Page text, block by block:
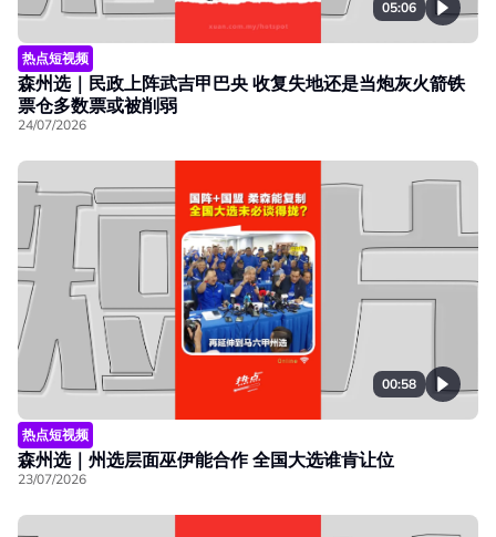
05:06
热点短视频
森州选｜民政上阵武吉甲巴央 收复失地还是当炮灰火箭铁
票仓多数票或被削弱
24/07/2026
00:58
热点短视频
森州选｜州选层面巫伊能合作 全国大选谁肯让位
23/07/2026